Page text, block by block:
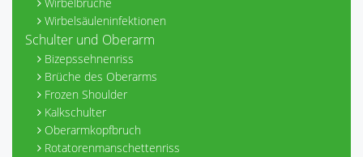
Wirbelsäuleninfektionen
Schulter und Oberarm
Bizepssehnenriss
Brüche des Oberarms
Frozen Shoulder
Kalkschulter
Oberarmkopfbruch
Rotatorenmanschettenriss